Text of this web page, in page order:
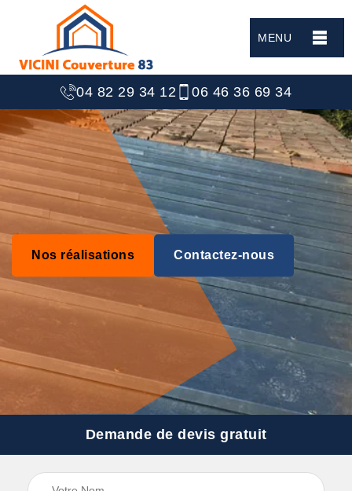
MENU
04 82 29 34 12 06 46 36 69 34
Nos réalisations Contactez-nous
Demande de devis gratuit